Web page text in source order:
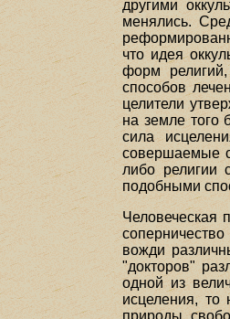
другими
менялись.
что идея
форм
способов
целители
на земле того
сила
совершаемые
либо религии
подобными
Человеческая
вожди
"докторов"
одной из
исцеления, то
природы